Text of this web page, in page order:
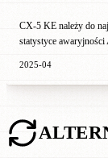
CX-5 KE należy do
statystyce
2025-04